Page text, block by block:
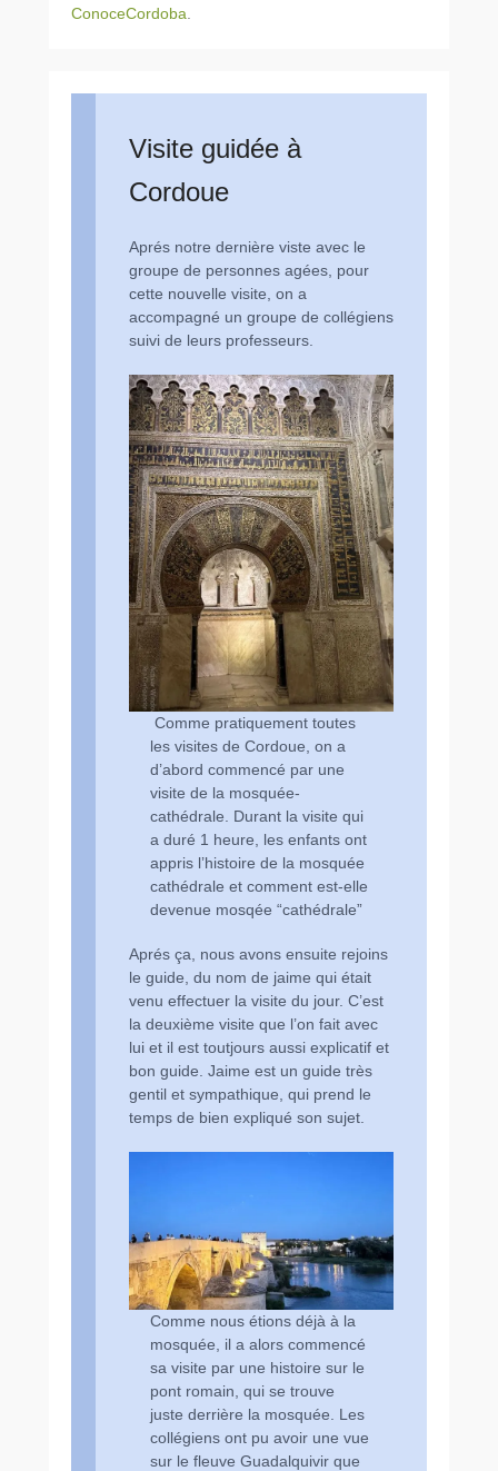
ConoceCordoba.
Visite guidée à
Cordoue
Aprés notre dernière viste avec le
groupe de personnes agées, pour
cette nouvelle visite, on a
accompagné un groupe de collégiens
suivi de leurs professeurs.
Comme pratiquement toutes
les visites de Cordoue, on a
d’abord commencé par une
visite de la mosquée-
cathédrale. Durant la visite qui
a duré 1 heure, les enfants ont
appris l’histoire de la mosquée
cathédrale et comment est-elle
devenue mosqée “cathédrale”
Aprés ça, nous avons ensuite rejoins
le guide, du nom de jaime qui était
venu effectuer la visite du jour. C’est
la deuxième visite que l’on fait avec
lui et il est toutjours aussi explicatif et
bon guide. Jaime est un guide très
gentil et sympathique, qui prend le
temps de bien expliqué son sujet.
Comme nous étions déjà à la
mosquée, il a alors commencé
sa visite par une histoire sur le
pont romain, qui se trouve
juste derrière la mosquée. Les
collégiens ont pu avoir une vue
sur le fleuve Guadalquivir que